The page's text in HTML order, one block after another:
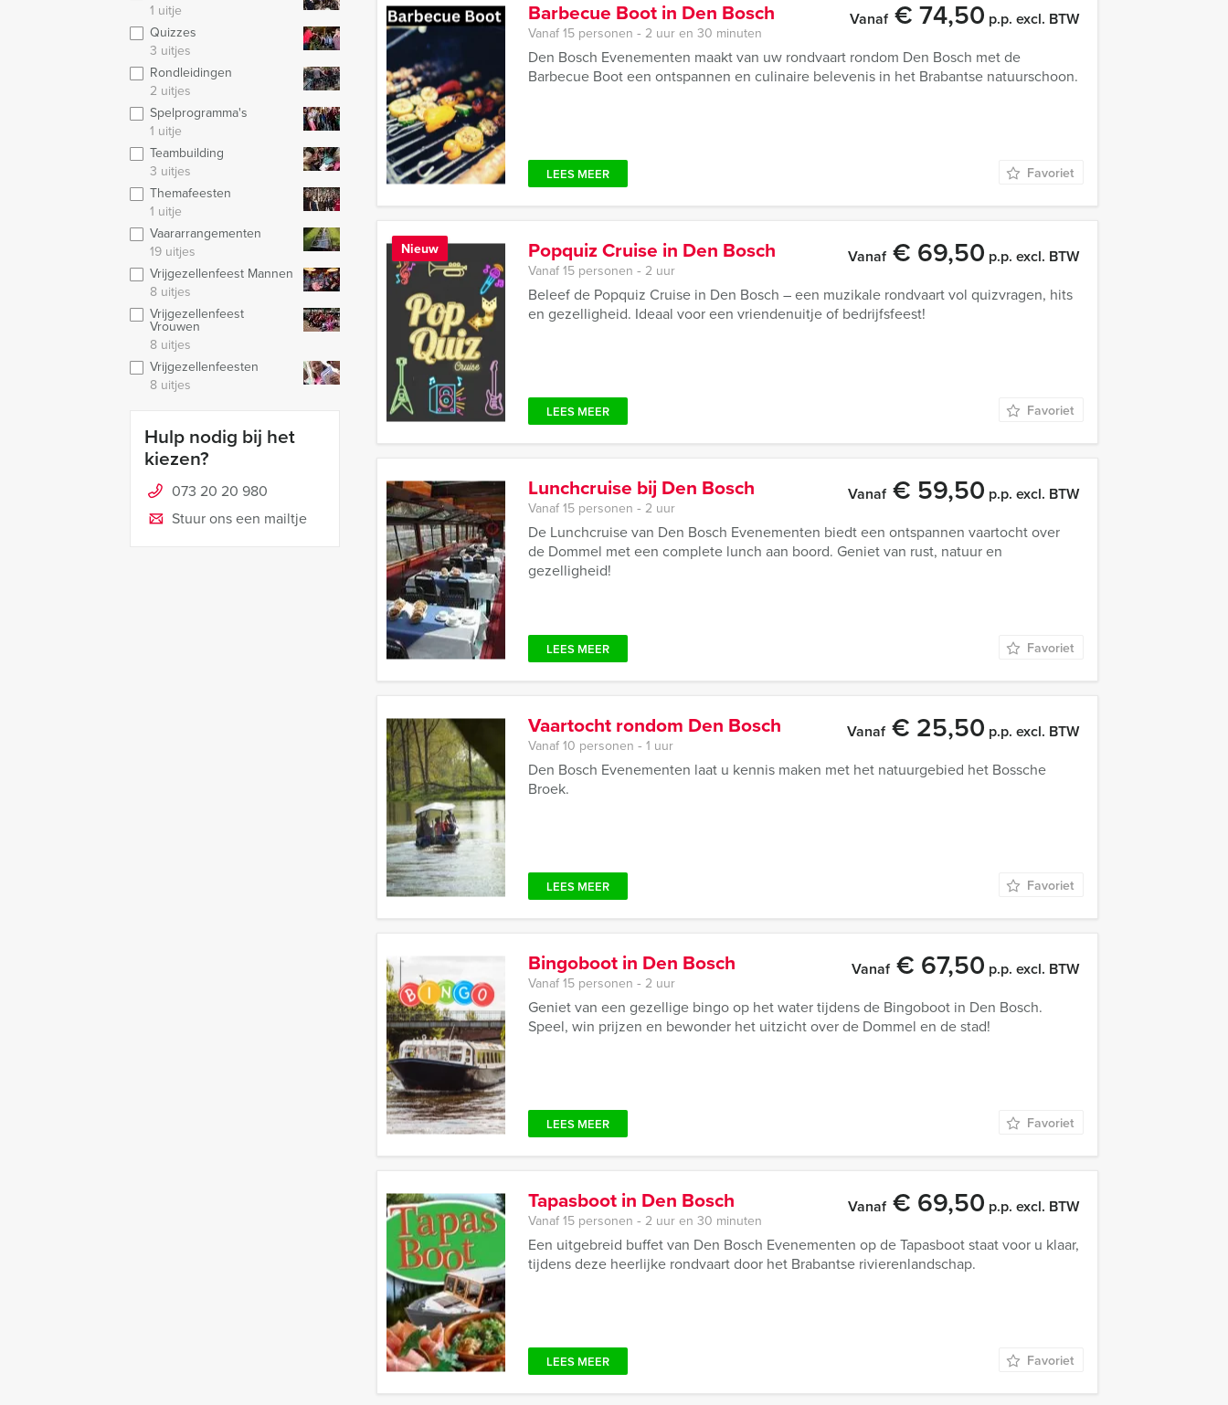
1 uitje
Quizzes
3 uitjes
Rondleidingen
2 uitjes
Spelprogramma's
1 uitje
Teambuilding
3 uitjes
Themafeesten
1 uitje
Vaararrangementen
19 uitjes
Vrijgezellenfeest Mannen
8 uitjes
Vrijgezellenfeest
Vrouwen
8 uitjes
Vrijgezellenfeesten
8 uitjes
Hulp nodig bij het
kiezen?
073 20 20 980
Stuur ons een mailtje
Barbecue Boot in Den Bosch Vanaf€ 74,50 p.p. excl. BTW
Vanaf 15 personen ‐ 2 uur en 30 minuten
Den Bosch Evenementen maakt van uw rondvaart rondom Den Bosch met de
Barbecue Boot een ontspannen en culinaire belevenis in het Brabantse natuurschoon.
LEES MEER Favoriet
Popquiz Cruise in Den Bosch
Nieuw Vanaf€ 69,50 p.p. excl. BTW
Vanaf 15 personen ‐ 2 uur
Beleef de Popquiz Cruise in Den Bosch – een muzikale rondvaart vol quizvragen, hits
en gezelligheid. Ideaal voor een vriendenuitje of bedrijfsfeest!
LEES MEER Favoriet
Lunchcruise bij Den Bosch Vanaf€ 59,50 p.p. excl. BTW
Vanaf 15 personen ‐ 2 uur
De Lunchcruise van Den Bosch Evenementen biedt een ontspannen vaartocht over
de Dommel met een complete lunch aan boord. Geniet van rust, natuur en
gezelligheid!
LEES MEER Favoriet
Vaartocht rondom Den Bosch Vanaf€ 25,50 p.p. excl. BTW
Vanaf 10 personen ‐ 1 uur
Den Bosch Evenementen laat u kennis maken met het natuurgebied het Bossche
Broek.
LEES MEER Favoriet
Bingoboot in Den Bosch Vanaf€ 67,50 p.p. excl. BTW
Vanaf 15 personen ‐ 2 uur
Geniet van een gezellige bingo op het water tijdens de Bingoboot in Den Bosch.
Speel, win prijzen en bewonder het uitzicht over de Dommel en de stad!
LEES MEER Favoriet
Tapasboot in Den Bosch Vanaf€ 69,50 p.p. excl. BTW
Vanaf 15 personen ‐ 2 uur en 30 minuten
Een uitgebreid buffet van Den Bosch Evenementen op de Tapasboot staat voor u klaar,
tijdens deze heerlijke rondvaart door het Brabantse rivierenlandschap.
LEES MEER Favoriet